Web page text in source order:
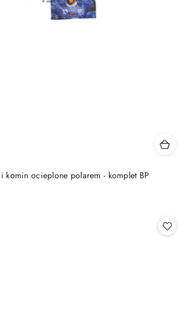
i komin ocieplone polarem - komplet BP